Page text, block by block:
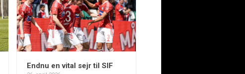
Endnu en vital sejr til SIF